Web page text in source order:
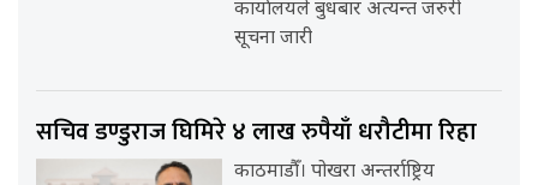
कार्यालयले बुधबार अत्यन्त जरुरी
सूचना जारी
सचिव डण्डुराज घिमिरे ४ लाख रुपैयाँ धरौटीमा रिहा
काठमाडौँ। पोखरा अन्तर्राष्ट्रिय